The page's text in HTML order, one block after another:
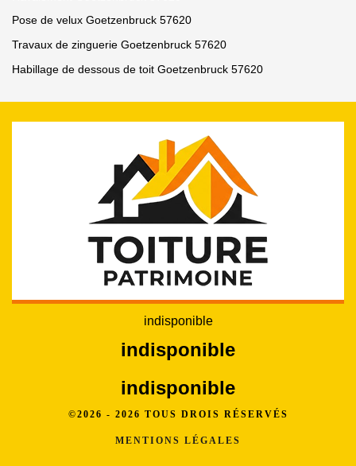
Pose de velux Goetzenbruck 57620
Travaux de zinguerie Goetzenbruck 57620
Habillage de dessous de toit Goetzenbruck 57620
indisponible
indisponible
indisponible
©2026 - 2026 TOUS DROIS RÉSERVÉS
MENTIONS LÉGALES